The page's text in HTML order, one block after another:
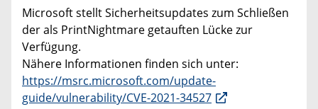
Microsoft stellt Sicherheitsupdates zum Schließen
der als PrintNightmare getauften Lücke zur
Verfügung.
Nähere Informationen finden sich unter:
https://msrc.microsoft.com/update-
guide/vulnerability/CVE-2021-34527